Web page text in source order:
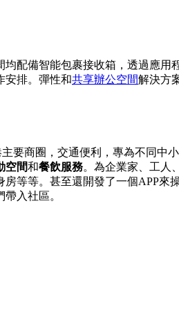
配備智能包裹接收箱，透過應
安排。彈性和共享辦公空間解決方
要商圈，交通便利，專為不同
空間和餐飲服務。為企業家、工人
等等。甚至還開發了一個APP
入社區。